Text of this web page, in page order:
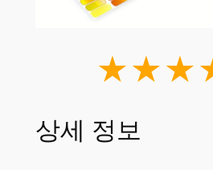
상세 정보